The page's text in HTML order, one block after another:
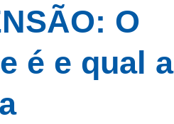
O
é e qual a